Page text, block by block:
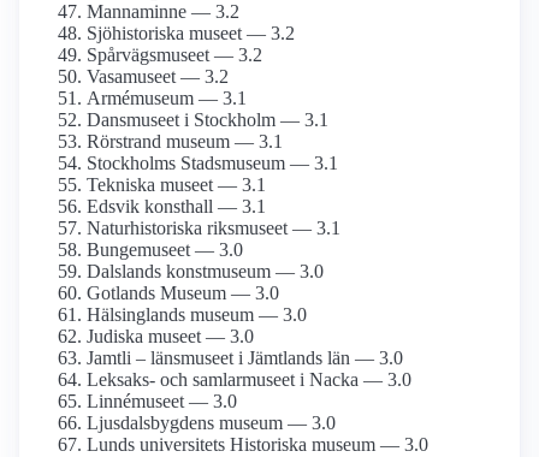
Mannaminne — 3.2
Sjöhistoriska museet — 3.2
Spårvägsmuseet — 3.2
Vasamuseet — 3.2
Armé­museum — 3.1
Dansmuseet i Stockholm — 3.1
Rörstrand museum — 3.1
Stockholms Stadsmuseum — 3.1
Tekniska museet — 3.1
Edsvik konsthall — 3.1
Naturhistoriska riksmuseet — 3.1
Bungemuseet — 3.0
Dalslands konstmuseum — 3.0
Gotlands Museum — 3.0
Hälsinglands museum — 3.0
Judiska museet — 3.0
Jamtli – länsmuseet i Jämtlands län — 3.0
Leksaks- och samlar­museet i Nacka — 3.0
Linnémuseet — 3.0
Ljusdals­bygdens museum — 3.0
Lunds universitets Historiska museum — 3.0